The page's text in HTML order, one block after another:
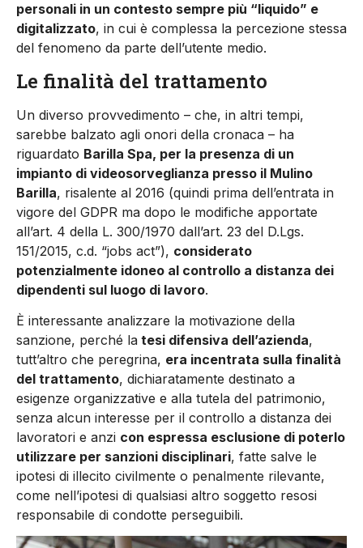
personali in un contesto sempre più “liquido” e
digitalizzato, in cui è complessa la percezione stessa
del fenomeno da parte dell’utente medio.
Le finalità del trattamento
Un diverso provvedimento – che, in altri tempi,
sarebbe balzato agli onori della cronaca – ha
riguardato Barilla Spa, per la presenza di un
impianto di videosorveglianza presso il Mulino
Barilla, risalente al 2016 (quindi prima dell’entrata in
vigore del GDPR ma dopo le modifiche apportate
all’art. 4 della L. 300/1970 dall’art. 23 del D.Lgs.
151/2015, c.d. “jobs act”), considerato
potenzialmente idoneo al controllo a distanza dei
dipendenti sul luogo di lavoro.
È interessante analizzare la motivazione della
sanzione, perché la tesi difensiva dell’azienda,
tutt’altro che peregrina, era incentrata sulla finalità
del trattamento, dichiaratamente destinato a
esigenze organizzative e alla tutela del patrimonio,
senza alcun interesse per il controllo a distanza dei
lavoratori e anzi con espressa esclusione di poterlo
utilizzare per sanzioni disciplinari, fatte salve le
ipotesi di illecito civilmente o penalmente rilevante,
come nell’ipotesi di qualsiasi altro soggetto resosi
responsabile di condotte perseguibili.